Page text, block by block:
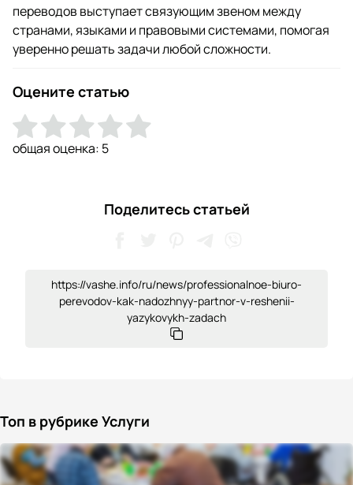
переводов выступает связующим звеном между
странами, языками и правовыми системами, помогая
уверенно решать задачи любой сложности.
Оцените статью
общая оценка: 5
Поделитесь статьей
https://vashe.info/ru/news/professionalnoe-biuro-
perevodov-kak-nadozhnyy-partnor-v-reshenii-
yazykovykh-zadach
Топ в рубрике Услуги